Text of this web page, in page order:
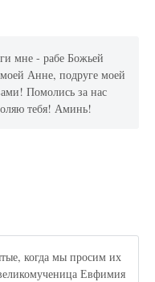
мне - рабе Божьей
Анне, подруге моей
Помолись за нас
тебя! Аминь!
когда мы просим их
Евфимия